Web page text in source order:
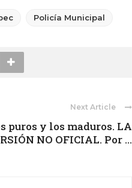
Policía Municipal
Next Article
puros y los maduros. LA
NO OFICIAL. Por ...